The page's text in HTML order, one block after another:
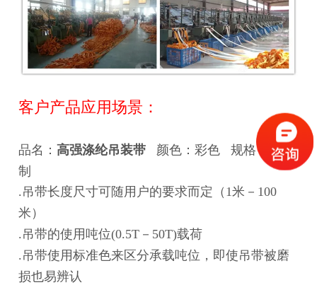
客户产品应用场景：
品名：高强涤纶吊装带 颜色：彩色规格：可定
制
.吊带长度尺寸可随用户的要求而定（1米－100
米）
.吊带的使用吨位(0.5T－50T)载荷
.吊带使用标准色来区分承载吨位，即使吊带被磨
损也易辨认